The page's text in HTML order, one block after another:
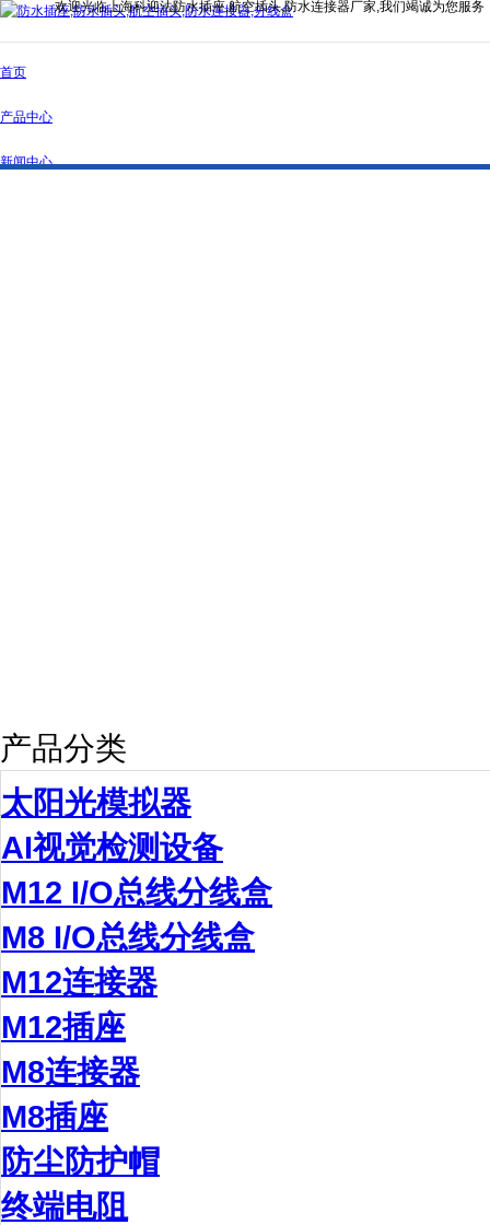
欢迎光临上海科迎法防水插座,航空插头,防水连接器厂家,我们竭诚为您服务
首页
产品中心
新闻中心
产品分类
太阳光模拟器
AI视觉检测设备
M12 I/O总线分线盒
M8 I/O总线分线盒
M12连接器
M12插座
M8连接器
M8插座
防尘防护帽
终端电阻